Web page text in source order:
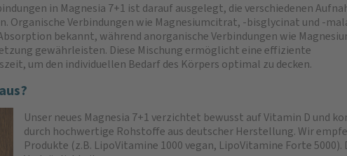
in Magnesia 7+1 ist darauf ausgelegt, die verschiedenen
Organische Verbindungen wie Magnesiumcitrat, -bisglycinat und -
bekannt, während anorganische Verbindungen wie
gewährleisten. Diese Mischung ermöglicht eine effiziente
um den individuellen Bedarf des Körpers optimal zu decken.
Unser neues Magnesia 7+1 verzichtet bewusst auf Vitamin D und
durch hochwertige Rohstoffe aus deutscher Herstellung. Wir
Produkte (z.B. LipoVitamine 1000 vegan, LipoVitamine Forte